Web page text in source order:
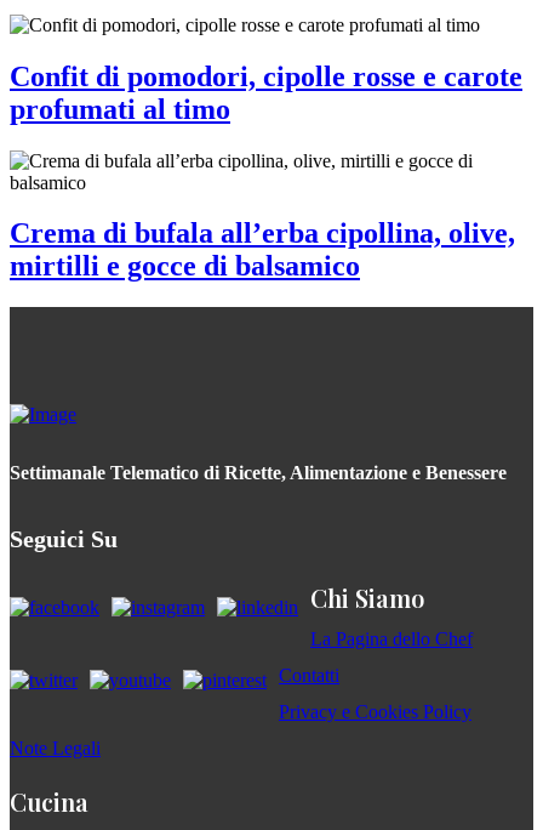
Confit di pomodori, cipolle rosse e carote
profumati al timo
Crema di bufala all’erba cipollina, olive,
mirtilli e gocce di balsamico
Settimanale Telematico di Ricette, Alimentazione e Benessere
Seguici Su
Chi Siamo
La Pagina dello Chef
Contatti
Privacy e Cookies Policy
Note Legali
Cucina